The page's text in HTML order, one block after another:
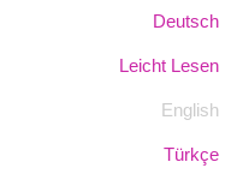
Deutsch
Leicht Lesen
English
Türkçe